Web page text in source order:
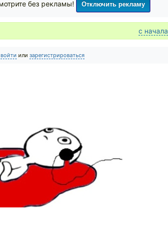
без рекламы! Отключить рекламу
с начала
войти или зарегистрироваться